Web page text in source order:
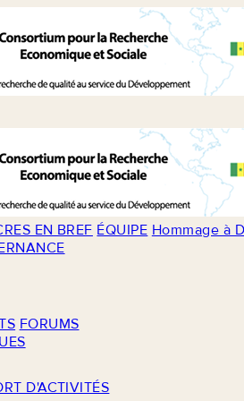
EN BREF ÉQUIPE Hommage à
FORUMS
D'ACTIVITÉS